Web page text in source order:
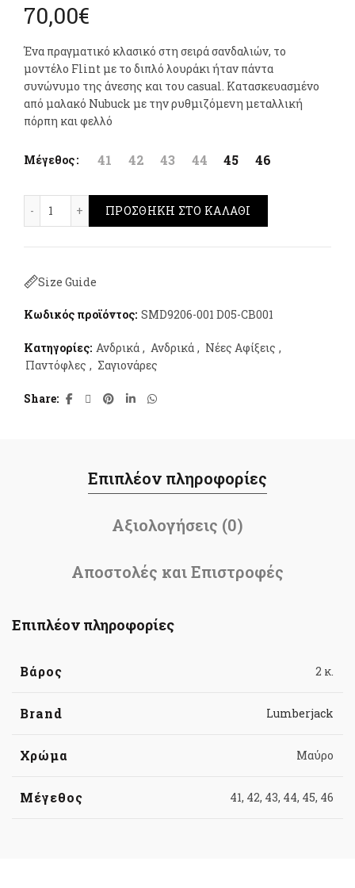
70,00€
Ένα πραγματικό κλασικό στη σειρά σανδαλιών, το
μοντέλο Flint με το διπλό λουράκι ήταν πάντα
συνώνυμο της άνεσης και του casual. Κατασκευασμένο
από μαλακό Nubuck με την ρυθμιζόμενη μεταλλική
πόρπη και φελλό
Μέγεθος 41 42 43 44 45 46
Lumberjack Flint Sandals Μαύρο ποσότητα
ΠΡΟΣΘΉΚΗ ΣΤΟ ΚΑΛΆΘΙ
Size Guide
Κωδικός προϊόντος: SMD9206-001 D05-CB001
Κατηγορίες: Ανδρικά , Ανδρικά , Νέες Αφίξεις ,
Παντόφλες , Σαγιονάρες
Share
Επιπλέον πληροφορίες
Αξιολογήσεις (0)
Αποστολές και Επιστροφές
Επιπλέον πληροφορίες
Βάρος 2 κ.
Brand Lumberjack
Χρώμα Μαύρο
Μέγεθος 41, 42, 43, 44, 45, 46